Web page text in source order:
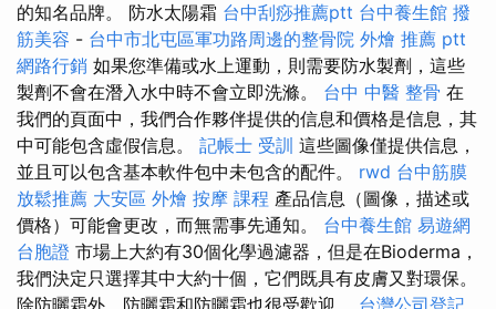
的知名品牌。 防水太陽霜 台中刮痧推薦ptt 台中養生館 撥
筋美容 - 台中市北屯區軍功路周邊的整骨院 外燴 推薦 ptt
網路行銷 如果您準備或水上運動，則需要防水製劑，這些
製劑不會在潛入水中時不會立即洗滌。 台中 中醫 整骨 在
我們的頁面中，我們合作夥伴提供的信息和價格是信息，其
中可能包含虛假信息。 記帳士 受訓 這些圖像僅提供信息，
並且可以包含基本軟件包中未包含的配件。 rwd 台中筋膜
放鬆推薦 大安區 外燴 按摩 課程 產品信息（圖像，描述或
價格）可能會更改，而無需事先通知。 台中養生館 易遊網
台胞證 市場上大約有30個化學過濾器，但是在Bioderma，
我們決定只選擇其中大約十個，它們既具有皮膚又對環保。
除防曬霜外，防曬霜和防曬霜也很受歡迎。 台灣公司登記